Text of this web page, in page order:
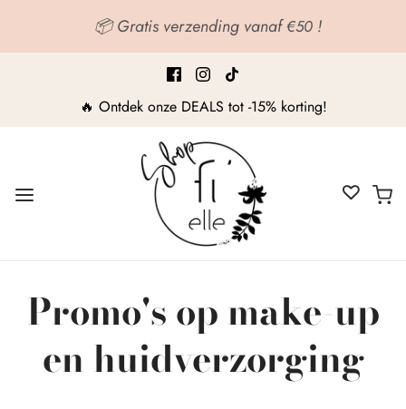
📦 Gratis verzending vanaf €50 !
🔥 Ontdek onze DEALS tot -15% korting!
Promo's op make-up
en huidverzorging